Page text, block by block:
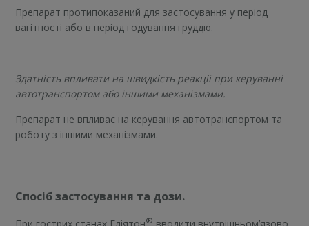
Препарат протипоказаний для застосування у період
вагітності або в період годування груддю.
Здатність впливати на швидкість реакції при керуванні
автотранспортом або іншими механізмами.
Препарат не впливає на керування автотранспортом та
роботу з іншими механізмами.
Спосіб застосування та дози.
При гострих станах Гліятон® вводити внутрішньом’язово